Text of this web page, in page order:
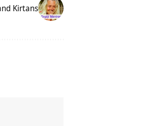
Kirtans